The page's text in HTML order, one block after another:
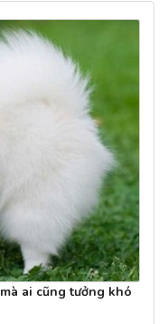
ai cũng tưởng khó